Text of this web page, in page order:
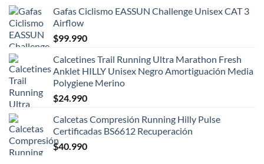
Gafas Ciclismo EASSUN Challenge Unisex CAT 3
Airflow
$99.990
Calcetines Trail Running Ultra Marathon Fresh
Anklet HILLY Unisex Negro Amortiguación Media
Polygiene Merino
$24.990
Calcetas Compresión Running Hilly Pulse
Certificadas BS6612 Recuperación
$40.990